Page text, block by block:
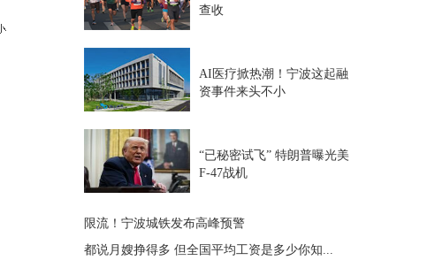
查收
AI医疗掀热潮！宁波这起融
资事件来头不小
“已秘密试飞” 特朗普曝光美
F-47战机
限流！宁波城铁发布高峰预警
都说月嫂挣得多 但全国平均工资是多少你知...